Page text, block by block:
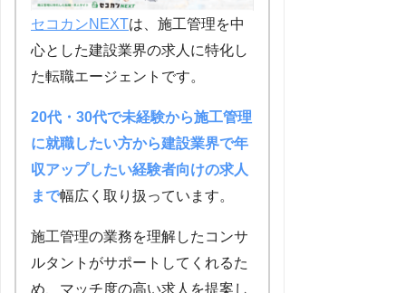
セコカンNEXTは、施工管理を中
心とした建設業界の求人に特化し
た転職エージェントです。
20代・30代で未経験から施工管理
に就職したい方から建設業界で年
収アップしたい経験者向けの求人
まで幅広く取り扱っています。
施工管理の業務を理解したコンサ
ルタントがサポートしてくれるた
め、マッチ度の高い求人を提案し